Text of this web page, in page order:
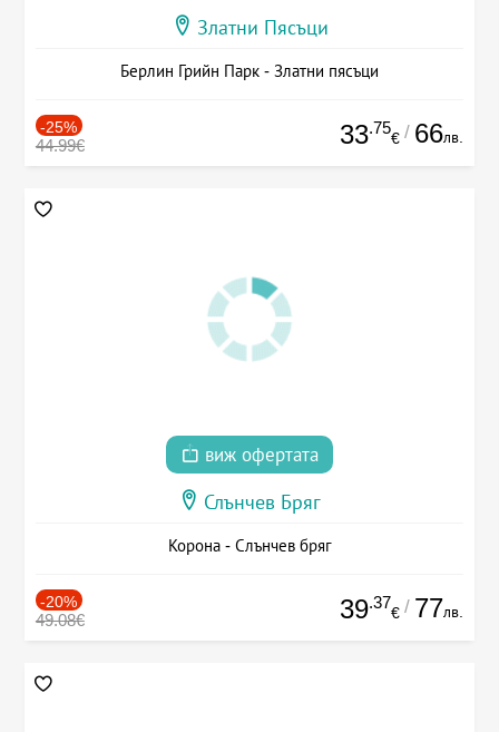
Златни Пясъци
Берлин Грийн Парк - Златни пясъци
-25%
44.99€ 33.75
€ / 66лв.
виж офертата
Слънчев Бряг
Корона - Слънчев бряг
-20%
49.08€ 39.37
€ / 77лв.